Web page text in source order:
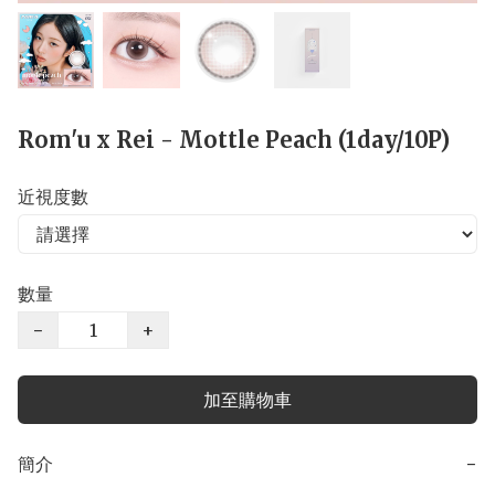
Rom'u x Rei - Mottle Peach (1day/10P)
近視度數
數量
−
+
加至購物車
簡介 −